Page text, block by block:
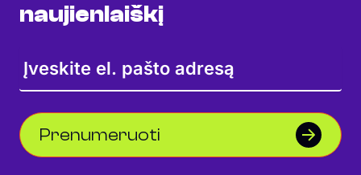
naujienlaiškį
Prenumeruoti